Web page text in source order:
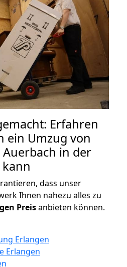
Erfahren
ein Umzug von
in der
dass unser
Ihnen nahezu alles zu
Preisanbieten können.
Erlangen
Erlangen